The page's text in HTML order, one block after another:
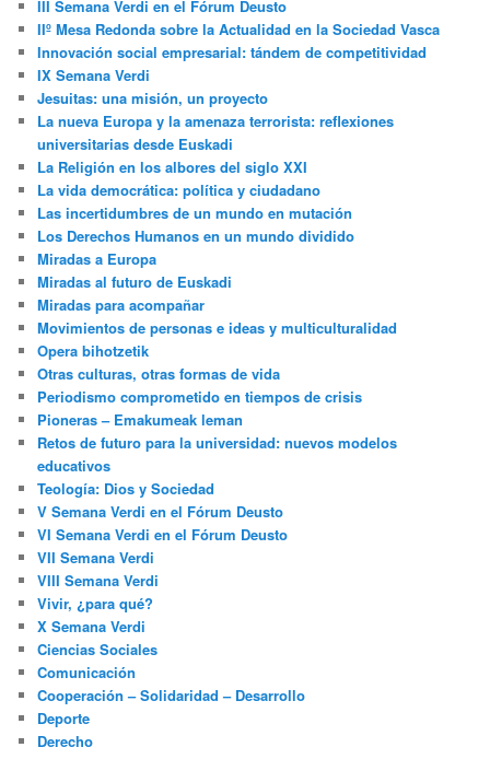
III Semana Verdi en el Fórum Deusto
IIº Mesa Redonda sobre la Actualidad en la Sociedad Vasca
Innovación social empresarial: tándem de competitividad
IX Semana Verdi
Jesuitas: una misión, un proyecto
La nueva Europa y la amenaza terrorista: reflexiones
universitarias desde Euskadi
La Religión en los albores del siglo XXI
La vida democrática: política y ciudadano
Las incertidumbres de un mundo en mutación
Los Derechos Humanos en un mundo dividido
Miradas a Europa
Miradas al futuro de Euskadi
Miradas para acompañar
Movimientos de personas e ideas y multiculturalidad
Opera bihotzetik
Otras culturas, otras formas de vida
Periodismo comprometido en tiempos de crisis
Pioneras – Emakumeak leman
Retos de futuro para la universidad: nuevos modelos
educativos
Teología: Dios y Sociedad
V Semana Verdi en el Fórum Deusto
VI Semana Verdi en el Fórum Deusto
VII Semana Verdi
VIII Semana Verdi
Vivir, ¿para qué?
X Semana Verdi
Ciencias Sociales
Comunicación
Cooperación – Solidaridad – Desarrollo
Deporte
Derecho